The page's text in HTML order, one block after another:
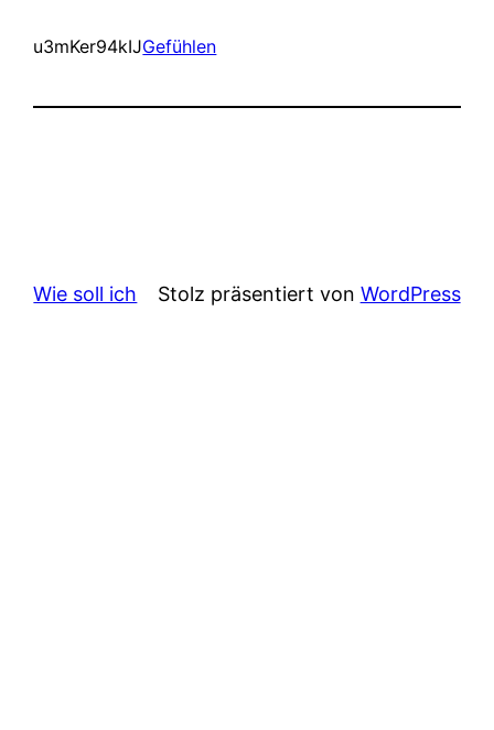
u3mKer94kIJGefühlen
Wie soll ich Stolz präsentiert von WordPress